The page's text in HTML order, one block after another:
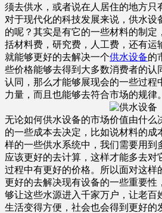
须去供水，或者说在人居住的地方只
对于现代化的科技发展来说，供水设
的呢？其实是有它的一些材料的制定
括材料费，研究费，人工费，还有运
就能够更好的去解决一个供水设备的
些价格能够去得到大多数消费者的认
认同，那么才能够展现会的一些过程
力量，而且也能够去符合市场的规律。
无论如何供水设备的市场价值由什么
的一些成本去决定，比如说材料的成
样的一些供水系统中，我们需要用到
应该更好的去计算，这样才能多去对
过程中有更好的价格。所以面对这样
更好的去解决现有设备的一些重要性
够让这些水源进入千家万户，让老百
生活变得方便，社会也会得到更好的